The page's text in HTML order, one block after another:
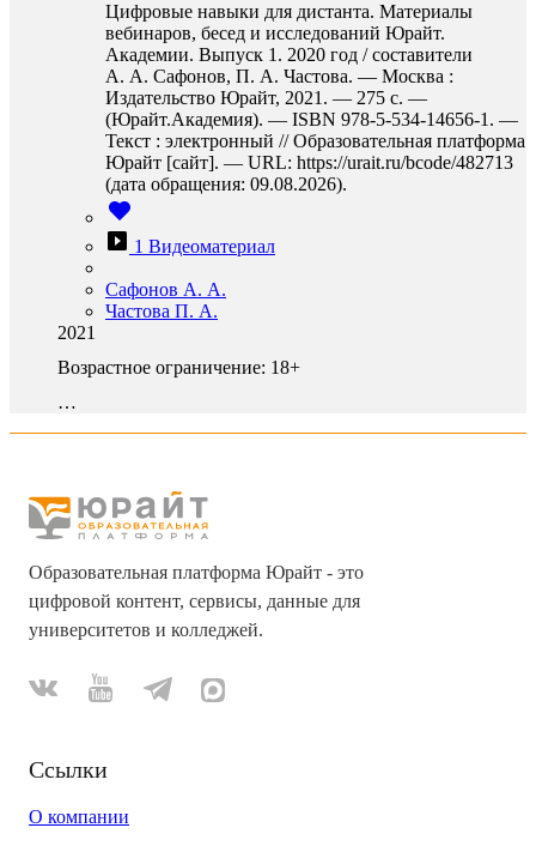
Цифровые навыки для дистанта. Материалы
вебинаров, бесед и исследований Юрайт.
Академии. Выпуск 1. 2020 год / составители
А. А. Сафонов, П. А. Частова. — Москва :
Издательство Юрайт, 2021. — 275 с. —
(Юрайт.Академия). — ISBN 978-5-534-14656-1. —
Текст : электронный // Образовательная платформа
Юрайт [сайт]. — URL: https://urait.ru/bcode/482713
(дата обращения: 09.08.2026).
1 Видеоматериал
Сафонов А. А.
Частова П. А.
2021
Возрастное ограничение: 18+
…
Образовательная платформа Юрайт - это
цифровой контент, сервисы, данные для
университетов и колледжей.
Ссылки
О компании